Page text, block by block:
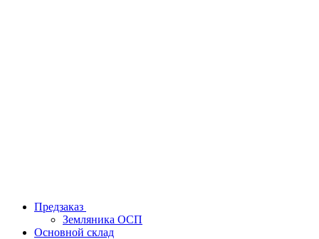
Предзаказ
Земляника ОСП
Основной склад